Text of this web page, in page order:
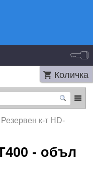
Количка
Резервен к-т HD-
- объл